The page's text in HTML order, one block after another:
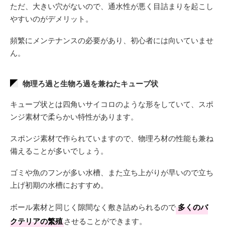
ただ、大きい穴がないので、通水性が悪く目詰まりを起こし
やすいのがデメリット。
頻繁にメンテナンスの必要があり、初心者には向いていませ
ん。
物理ろ過と生物ろ過を兼ねたキューブ状
キューブ状とは四角いサイコロのような形をしていて、スポ
ンジ素材で柔らかい特性があります。
スポンジ素材で作られていますので、物理ろ材の性能も兼ね
備えることが多いでしょう。
ゴミや魚のフンが多い水槽、また立ち上がりが早いので立ち
上げ初期の水槽におすすめ。
ボール素材と同じく隙間なく敷き詰められるので多くのバ
クテリアの繁殖させることができます。